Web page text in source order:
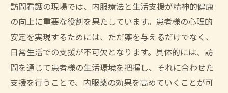
訪問看護の現場では、内服療法と生活支援が精神的健康
の向上に重要な役割を果たしています。患者様の心理的
安定を実現するためには、ただ薬を与えるだけでなく、
日常生活での支援が不可欠となります。具体的には、訪
問を通じて患者様の生活環境を把握し、それに合わせた
支援を行うことで、内服薬の効果を高めていくことが可